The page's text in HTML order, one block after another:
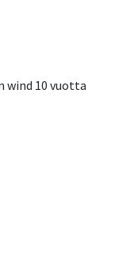
wind 10 vuotta